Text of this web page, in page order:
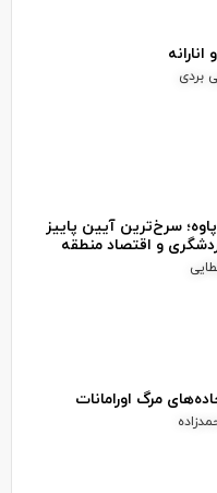
بردی
سرخ‌ترین آیین پاییز
و اقتصاد منطقه
مرگ اورامانات